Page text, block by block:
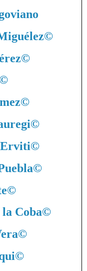
©
©
©
©
©
Erviti©
©
©
Coba©
©
©